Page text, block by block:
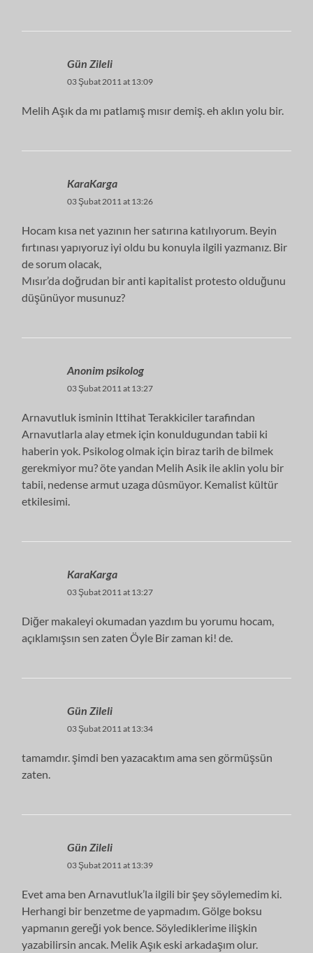
Gün Zileli
03 Şubat 2011 at 13:09
Melih Aşık da mı patlamış mısır demiş. eh aklın yolu bir.
KaraKarga
03 Şubat 2011 at 13:26
Hocam kısa net yazının her satırına katılıyorum. Beyin
fırtınası yapıyoruz iyi oldu bu konuyla ilgili yazmanız. Bir
de sorum olacak,
Mısır’da doğrudan bir anti kapitalist protesto olduğunu
düşünüyor musunuz?
Anonim psikolog
03 Şubat 2011 at 13:27
Arnavutluk isminin Ittihat Terakkiciler tarafindan
Arnavutlarla alay etmek için konuldugundan tabii ki
haberin yok. Psikolog olmak için biraz tarih de bilmek
gerekmiyor mu? öte yandan Melih Asik ile aklin yolu bir
tabii, nedense armut uzaga dûsmüyor. Kemalist kültür
etkilesimi.
KaraKarga
03 Şubat 2011 at 13:27
Diğer makaleyi okumadan yazdım bu yorumu hocam,
açıklamışsın sen zaten Öyle Bir zaman ki! de.
Gün Zileli
03 Şubat 2011 at 13:34
tamamdır. şimdi ben yazacaktım ama sen görmüşsün
zaten.
Gün Zileli
03 Şubat 2011 at 13:39
Evet ama ben Arnavutluk’la ilgili bir şey söylemedim ki.
Herhangi bir benzetme de yapmadım. Gölge boksu
yapmanın gereği yok bence. Söylediklerime ilişkin
yazabilirsin ancak. Melik Aşık eski arkadaşım olur.